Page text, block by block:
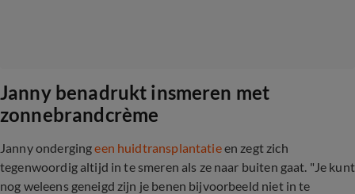
Janny benadrukt insmeren met
zonnebrandcrème
Janny ondergingeen huidtransplantatieen zegt zich
tegenwoordig altijd in te smeren als ze naar buiten gaat. "Je kunt
nog weleens geneigd zijn je benen bijvoorbeeld niet in te